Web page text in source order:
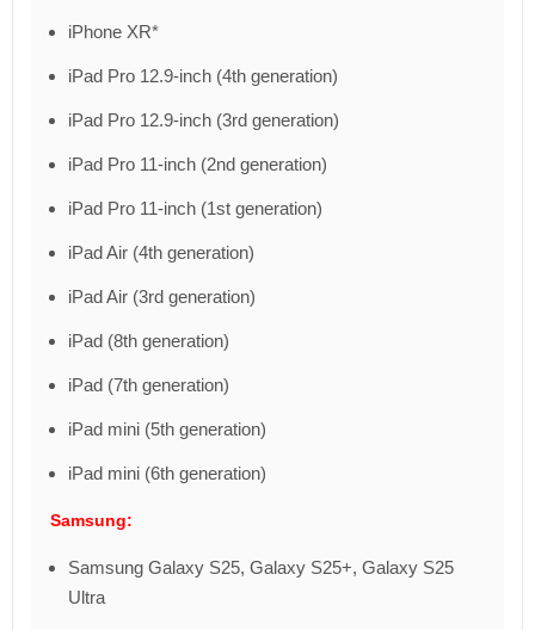
iPhone XR*
iPad Pro 12.9-inch (4th generation)
iPad Pro 12.9-inch (3rd generation)
iPad Pro 11-inch (2nd generation)
iPad Pro 11-inch (1st generation)
iPad Air (4th generation)
iPad Air (3rd generation)
iPad (8th generation)
iPad (7th generation)
iPad mini (5th generation)
iPad mini (6th generation)
Samsung:
Samsung Galaxy S25, Galaxy S25+, Galaxy S25
Ultra